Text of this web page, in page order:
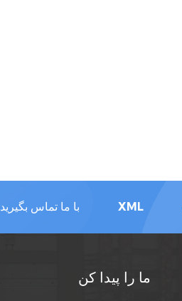
با ما تماس بگیرید XML
ما را پیدا کن